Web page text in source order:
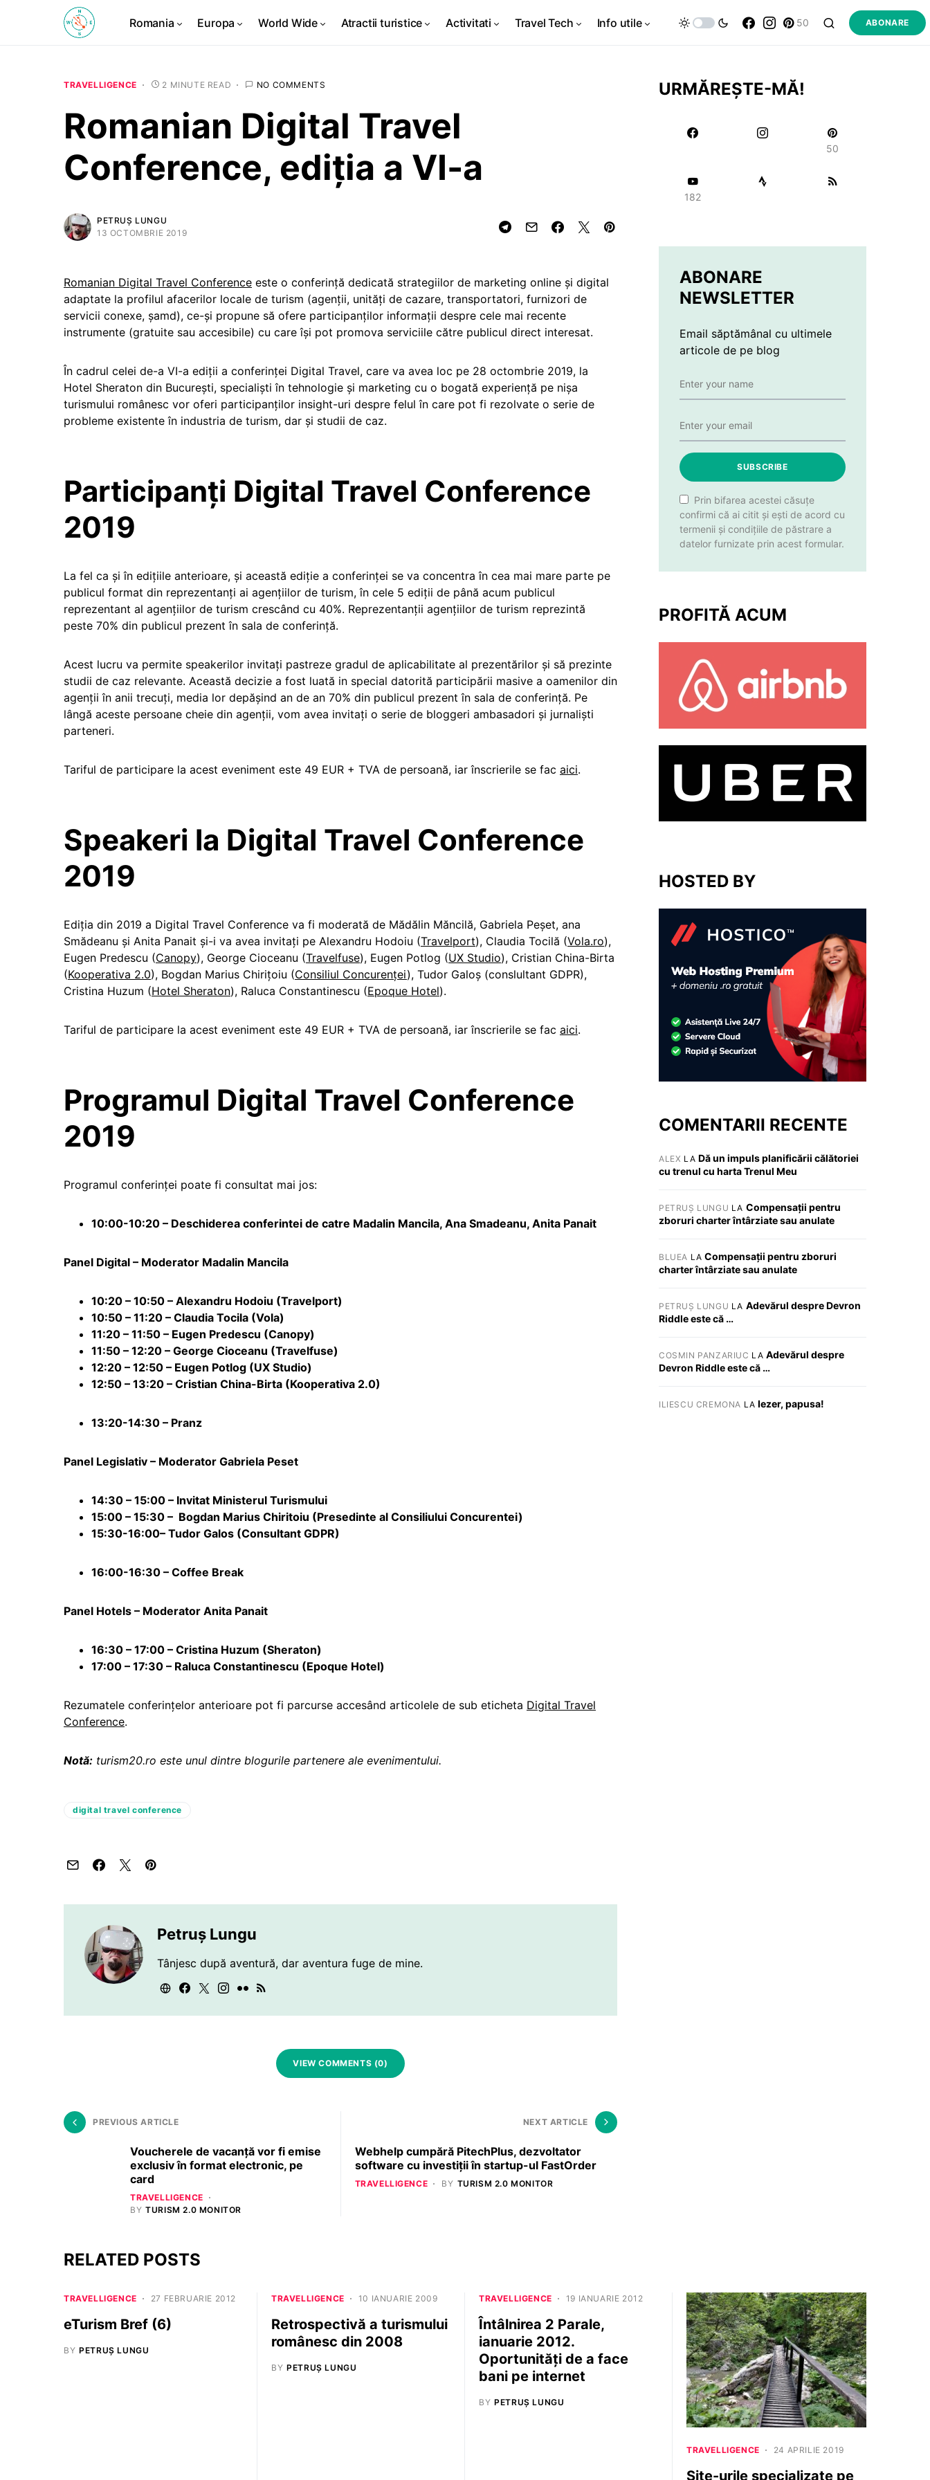
Romania Europa World Wide Atractii turistice Activitati Travel Tech Info utile 50 ABONARE
TRAVELLIGENCE 2 MINUTE READ NO COMMENTS
Romanian Digital Travel
Conference, ediția a VI-a
PETRUȘ LUNGU
13 OCTOMBRIE 2019
Romanian Digital Travel Conference este o conferință dedicată strategiilor de marketing online și digital
adaptate la profilul afacerilor locale de turism (agenții, unități de cazare, transportatori, furnizori de
servicii conexe, șamd), ce-și propune să ofere participanților informații despre cele mai recente
instrumente (gratuite sau accesibile) cu care își pot promova serviciile către publicul direct interesat.
În cadrul celei de-a VI-a ediții a conferinței Digital Travel, care va avea loc pe 28 octombrie 2019, la
Hotel Sheraton din București, specialiști în tehnologie și marketing cu o bogată experiență pe nișa
turismului românesc vor oferi participanților insight-uri despre felul în care pot fi rezolvate o serie de
probleme existente în industria de turism, dar și studii de caz.
Participanți Digital Travel Conference
2019
La fel ca și în edițiile anterioare, și această ediție a conferinței se va concentra în cea mai mare parte pe
publicul format din reprezentanți ai agențiilor de turism, în cele 5 ediții de până acum publicul
reprezentant al agențiilor de turism crescând cu 40%. Reprezentanții agențiilor de turism reprezintă
peste 70% din publicul prezent în sala de conferință.
Acest lucru va permite speakerilor invitați pastreze gradul de aplicabilitate al prezentărilor și să prezinte
studii de caz relevante. Această decizie a fost luată in special datorită participării masive a oamenilor din
agenții în anii trecuți, media lor depășind an de an 70% din publicul prezent în sala de conferință. Pe
lângă aceste persoane cheie din agenții, vom avea invitați o serie de bloggeri ambasadori și jurnaliști
parteneri.
Tariful de participare la acest eveniment este 49 EUR + TVA de persoană, iar înscrierile se fac aici.
Speakeri la Digital Travel Conference
2019
Ediția din 2019 a Digital Travel Conference va fi moderată de Mădălin Măncilă, Gabriela Peșet, ana
Smădeanu și Anita Panait și-i va avea invitați pe Alexandru Hodoiu (Travelport), Claudia Tocilă (Vola.ro),
Eugen Predescu (Canopy), George Cioceanu (Travelfuse), Eugen Potlog (UX Studio), Cristian China-Birta
(Kooperativa 2.0), Bogdan Marius Chirițoiu (Consiliul Concurenței), Tudor Galoș (conslultant GDPR),
Cristina Huzum (Hotel Sheraton), Raluca Constantinescu (Epoque Hotel).
Tariful de participare la acest eveniment este 49 EUR + TVA de persoană, iar înscrierile se fac aici.
Programul Digital Travel Conference
2019
Programul conferinței poate fi consultat mai jos:
10:00-10:20 – Deschiderea conferintei de catre Madalin Mancila, Ana Smadeanu, Anita Panait
Panel Digital – Moderator Madalin Mancila
10:20 – 10:50 – Alexandru Hodoiu (Travelport)
10:50 – 11:20 – Claudia Tocila (Vola)
11:20 – 11:50 – Eugen Predescu (Canopy)
11:50 – 12:20 – George Cioceanu (Travelfuse)
12:20 – 12:50 – Eugen Potlog (UX Studio)
12:50 – 13:20 – Cristian China-Birta (Kooperativa 2.0)
13:20-14:30 – Pranz
Panel Legislativ – Moderator Gabriela Peset
14:30 – 15:00 – Invitat Ministerul Turismului
15:00 – 15:30 – Bogdan Marius Chiritoiu (Presedinte al Consiliului Concurentei)
15:30-16:00– Tudor Galos (Consultant GDPR)
16:00-16:30 – Coffee Break
Panel Hotels – Moderator Anita Panait
16:30 – 17:00 – Cristina Huzum (Sheraton)
17:00 – 17:30 – Raluca Constantinescu (Epoque Hotel)
Rezumatele conferințelor anterioare pot fi parcurse accesând articolele de sub eticheta Digital Travel
Conference.
Notă: turism20.ro este unul dintre blogurile partenere ale evenimentului.
digital travel conference
Petruș Lungu
Tânjesc după aventură, dar aventura fuge de mine.
VIEW COMMENTS (0)
PREVIOUS ARTICLE
Voucherele de vacanţă vor fi emise
exclusiv în format electronic, pe
card
TRAVELLIGENCE
BY TURISM 2.0 MONITOR
NEXT ARTICLE
Webhelp cumpără PitechPlus, dezvoltator
software cu investiții în startup-ul FastOrder
TRAVELLIGENCE BY TURISM 2.0 MONITOR
URMĂREȘTE-MĂ!
50
182
ABONARE
NEWSLETTER
Email săptămânal cu ultimele
articole de pe blog
SUBSCRIBE
Prin bifarea acestei căsuțe
confirmi că ai citit și ești de acord cu
termenii și condițiile de păstrare a
datelor furnizate prin acest formular.
PROFITĂ ACUM
HOSTED BY
COMENTARII RECENTE
ALEX LA Dă un impuls planificării călătoriei
cu trenul cu harta Trenul Meu
PETRUȘ LUNGU LA Compensații pentru
zboruri charter întârziate sau anulate
BLUEA LACompensații pentru zboruri
charter întârziate sau anulate
PETRUȘ LUNGU LA Adevărul despre Devron
Riddle este că …
COSMIN PANZARIUC LA Adevărul despre
Devron Riddle este că …
ILIESCU CREMONA LA Iezer, papusa!
RELATED POSTS
TRAVELLIGENCE 27 FEBRUARIE 2012
eTurism Bref (6)
BY PETRUȘ LUNGU
TRAVELLIGENCE 10 IANUARIE 2009
Retrospectivă a turismului
românesc din 2008
BY PETRUȘ LUNGU
TRAVELLIGENCE 19 IANUARIE 2012
Întâlnirea 2 Parale,
ianuarie 2012.
Oportunități de a face
bani pe internet
BY PETRUȘ LUNGU
TRAVELLIGENCE 24 APRILIE 2019
Site-urile specializate pe